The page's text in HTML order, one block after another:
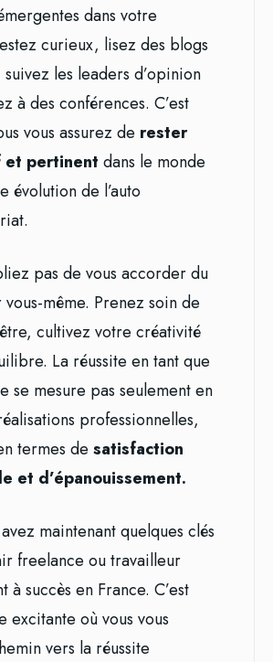
dans votre
curieux, lisez des blogs
les leaders d’opinion
à des conférences. C’est
vous assurez de rester
pertinent dans le monde
évolution de l’auto
pas de vous accorder du
même. Prenez soin de
cultivez votre créativité
La réussite en tant que
se mesure pas seulement en
professionnelles,
termes de satisfaction
et d’épanouissement.
maintenant quelques clés
freelance ou travailleur
à succès en France. C’est
excitante où vous vous
vers la réussite